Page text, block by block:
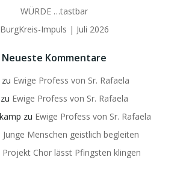
WÜRDE …tastbar
BurgKreis-Impuls | Juli 2026
Neueste Kommentare
zu Ewige Profess von Sr. Rafaela
zu Ewige Profess von Sr. Rafaela
zu Ewige Profess von Sr. Rafaela
Junge Menschen geistlich begleiten
Projekt Chor lässt Pfingsten klingen